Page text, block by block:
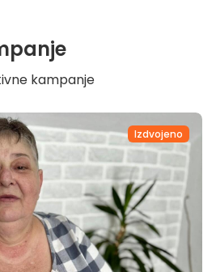
kampanje
Izdvojeno